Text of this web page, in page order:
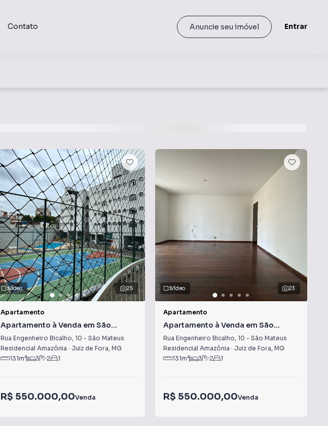
Contato Anuncie seu imóvel Entrar
25
Vídeo
Apartamento
Apartamento à Venda em São
Mateus
Rua Engenheiro Bicalho, 10 - São Mateus
Residencial Amazônia · Juiz de Fora, MG
131m² 3 2 1
R$ 550.000,00Venda
23
Vídeo
Apartamento
Apartamento à Venda em São
Mateus
Rua Engenheiro Bicalho, 10 - São Mateus
Residencial Amazônia · Juiz de Fora, MG
131m² 3 2 1
R$ 550.000,00Venda